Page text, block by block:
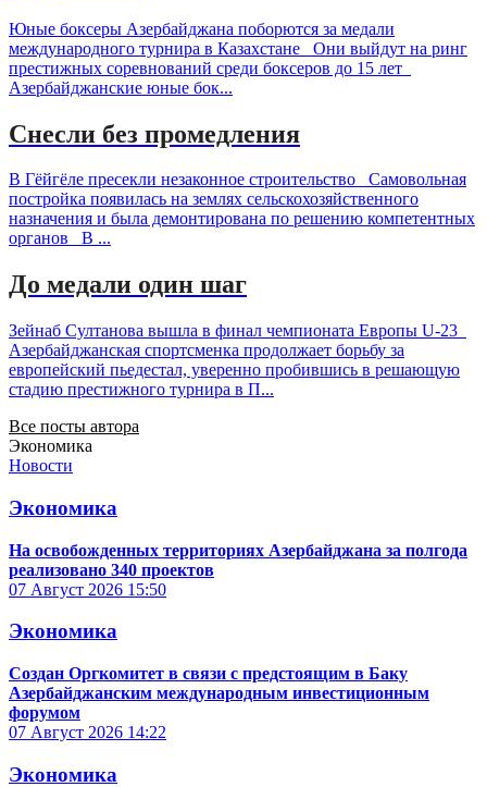
Юные боксеры Азербайджана поборются за медали
международного турнира в Казахстане Они выйдут на ринг
престижных соревнований среди боксеров до 15 лет
Азербайджанские юные бок...
Снесли без промедления
В Гёйгёле пресекли незаконное строительство Самовольная
постройка появилась на землях сельскохозяйственного
назначения и была демонтирована по решению компетентных
органов В ...
До медали один шаг
Зейнаб Султанова вышла в финал чемпионата Европы U-23
Азербайджанская спортсменка продолжает борьбу за
европейский пьедестал, уверенно пробившись в решающую
стадию престижного турнира в П...
Все посты автора
Экономика
Новости
Экономика
На освобожденных территориях Азербайджана за полгода
реализовано 340 проектов
07 Август 2026 15:50
Экономика
Создан Оргкомитет в связи с предстоящим в Баку
Азербайджанским международным инвестиционным
форумом
07 Август 2026 14:22
Экономика